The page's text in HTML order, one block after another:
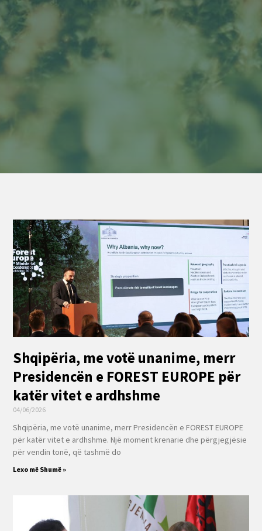
Shqipëria, me votë unanime, merr
Presidencën e FOREST EUROPE për
katër vitet e ardhshme
04/06/2026
Shqipëria, me votë unanime, merr Presidencën e FOREST EUROPE
për katër vitet e ardhshme. Një moment krenarie dhe përgjegjësie
për vendin tonë, që tashmë do
Lexo më Shumë »